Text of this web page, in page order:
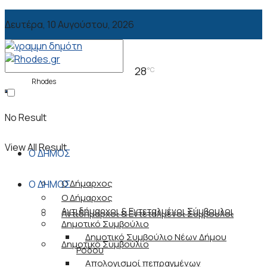
Δευτέρα, 10 Αυγούστου, 2026
No Result
View All Result
28°C
Rhodes
Ο ΔΗΜΟΣ
Ο Δήμαρχος
Αντιδήμαρχοι & Εντεταλμένοι Σύμβουλοι
Δημοτικό Συμβούλιο
Ο ΔΗΜΟΣ
Ο Δήμαρχος
Αντιδήμαρχοι & Εντεταλμένοι Σύμβουλοι
Δημοτικό Συμβούλιο
Δημοτικό Συμβούλιο Νέων Δήμου
Ρόδου
Απολογισμοί πεπραγμένων